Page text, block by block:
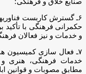
۶ـ گسترش کاربست
حکمرانی فرهنگی با تأکید
و خدمات و نیز فعالان
۷ـ فعال سازی کمیسیون
خدمات فرهنگی، هنری
مطابق مصوبات و قوانین